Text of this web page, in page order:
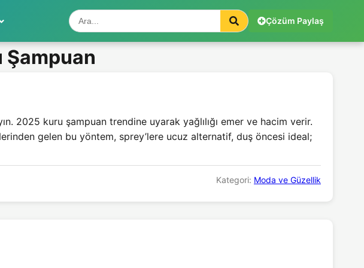
Çözüm Paylaş
Şampuan
2025 kuru şampuan trendine uyarak yağlılığı emer ve hacim verir.
gelen bu yöntem, sprey’lere ucuz alternatif, duş öncesi ideal;
Kategori: Moda ve Güzellik